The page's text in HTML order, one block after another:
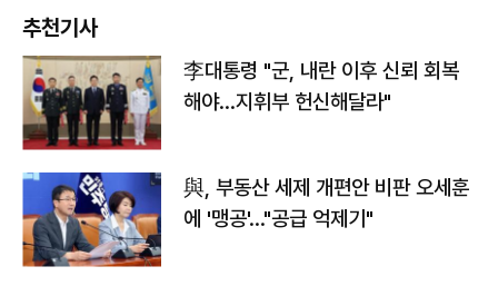
추천기사
李대통령 "군, 내란 이후 신뢰 회복
해야…지휘부 헌신해달라"
與, 부동산 세제 개편안 비판 오세훈
에 '맹공'…"공급 억제기"